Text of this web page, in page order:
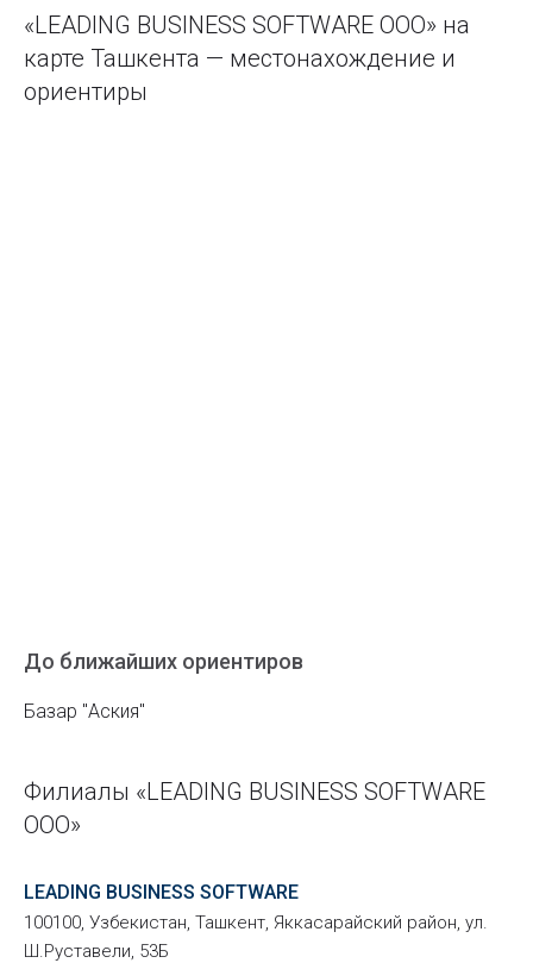
«LEADING BUSINESS SOFTWARE ООО» на
карте Ташкента — местонахождение и
ориентиры
До ближайших ориентиров
Базар "Аския"
Филиалы «LEADING BUSINESS SOFTWARE
ООО»
LEADING BUSINESS SOFTWARE
100100, Узбекистан, Ташкент, Яккасарайский район, ул.
Ш.Руставели, 53Б